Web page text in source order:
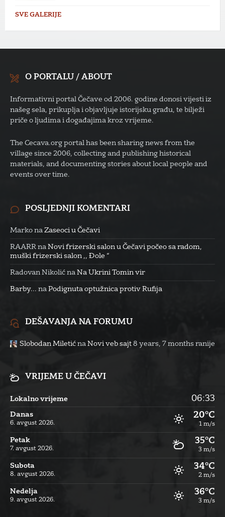
SVE GALERIJE
O PORTALU / ABOUT
Informativni portal Čečave od 2006. godine donosi vijesti iz
našeg sela, prikuplja i objavljuje istorijsku građu, te bilježi
priče o ljudima i događajima kroz vrijeme.
The Cecava.org portal has been sharing news from the
village since 2006, collecting and publishing historical
materials, and documenting stories about local people and
events over time.
POSLJEDNJI KOMENTARI
Marko na Zaseoci u Čečavi
RAARR na Novi frizerski salon u Čečavi počeo sa radom,
muški frizerski salon ,, Đole “
Radovan Nikolić na Na Ukrini Tomin vir
Barby... na Podignuta optužnica protiv Rufija
DEŠAVANJA NA FORUMU
Slobodan Miletić na Novi veb sajt 8 years, 7 months ranije
VRIJEME U ČEČAVI
Lokalno vrijeme 06:33
Danas
6. avgust 2026.
20°C
1 m/s
Petak
7. avgust 2026.
35°C
3 m/s
Subota
8. avgust 2026.
34°C
2 m/s
Nedelja
9. avgust 2026.
36°C
3 m/s